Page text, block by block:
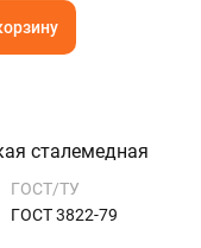
сталемедная
ГОСТ/ТУ
ГОСТ 3822-79